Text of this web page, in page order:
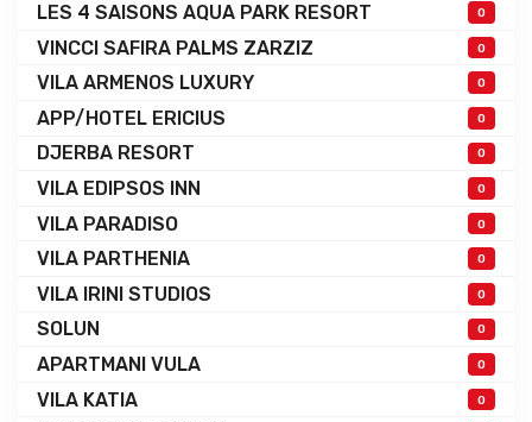
LES 4 SAISONS AQUA PARK RESORT 0
VINCCI SAFIRA PALMS ZARZIZ 0
VILA ARMENOS LUXURY 0
APP/HOTEL ERICIUS 0
DJERBA RESORT 0
VILA EDIPSOS INN 0
VILA PARADISO 0
VILA PARTHENIA 0
VILA IRINI STUDIOS 0
SOLUN 0
APARTMANI VULA 0
VILA KATIA 0